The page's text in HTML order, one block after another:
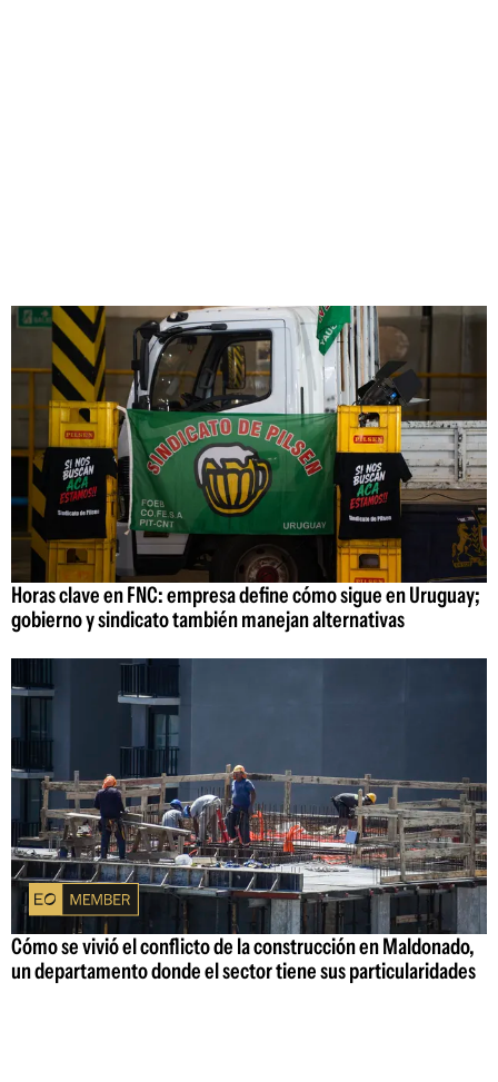
Horas clave en FNC: empresa define cómo sigue en Uruguay;
gobierno y sindicato también manejan alternativas
Cómo se vivió el conflicto de la construcción en Maldonado,
un departamento donde el sector tiene sus particularidades